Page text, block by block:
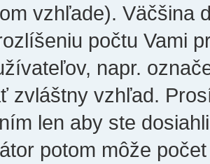
vzhľade). Väčšina
počtu Vami
napr.
zvláštny vzhľad.
len aby ste
potom môže